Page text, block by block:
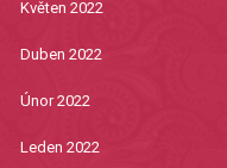
Květen 2022
Duben 2022
Únor 2022
Leden 2022